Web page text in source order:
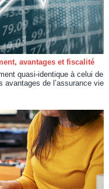
avantages et fiscalité
quasi-identique à celui de
avantages de l’assurance vie